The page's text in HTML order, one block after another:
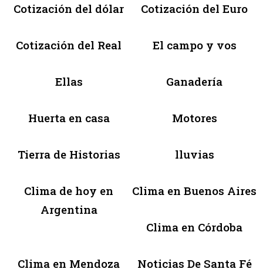
Cotización del dólar Cotización del Euro
Cotización del Real El campo y vos
Ellas Ganadería
Huerta en casa Motores
Tierra de Historias lluvias
Clima de hoy en
Argentina
Clima en Buenos Aires
Clima en Córdoba
Clima en Mendoza Noticias De Santa Fé